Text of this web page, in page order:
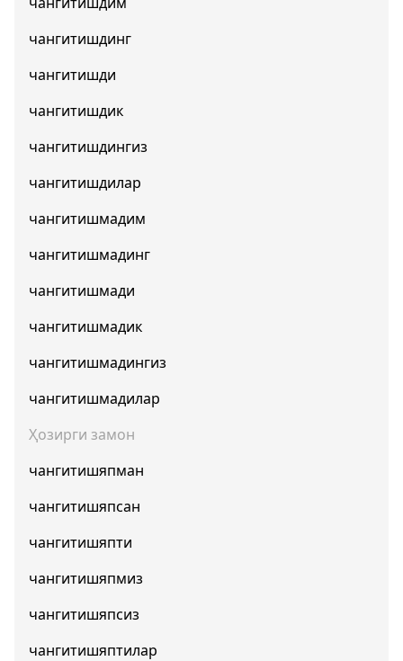
чангитишдинг
чангитишди
чангитишдик
чангитишдингиз
чангитишдилар
чангитишмадим
чангитишмадинг
чангитишмади
чангитишмадик
чангитишмадингиз
чангитишмадилар
Ҳозирги замон
чангитишяпман
чангитишяпсан
чангитишяпти
чангитишяпмиз
чангитишяпсиз
чангитишяптилар